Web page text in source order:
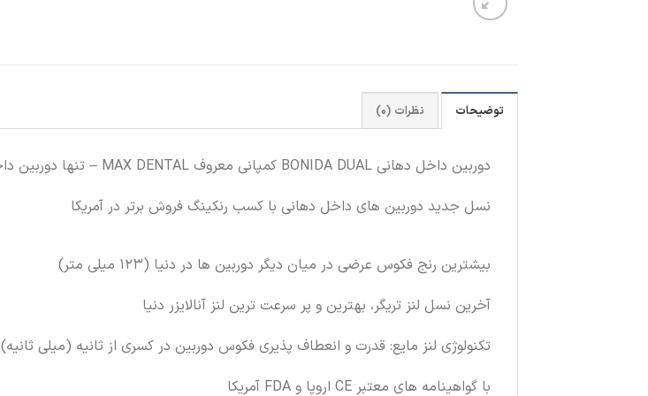
توضیحات نظرات (0)
دوربین داخل دهانی BONIDA DUAL کمپانی معروف MAX DENTAL – تنها دوربین داخل دهانی “دو دوربین” در دنیا
نسل جدید دوربین های داخل دهانی با کسب رنکینگ فروش برتر در آمریکا
بیشترین رنج فکوس عرضی در میان دیگر دوربین ها در دنیا (123 میلی متر)
آخرین نسل لنز تریگر، بهترین و پر سرعت ترین لنز آنالایزر دنیا
تکنولوژی لنز مایع: قدرت و انعطاف پذیری فکوس دوربین در کسری از ثانیه (میلی ثانیه)
با گواهینامه های معتبر CE اروپا و FDA آمریکا